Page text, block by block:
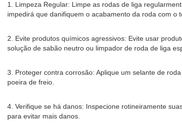
1. Limpeza Regular: Limpe as rodas de liga
impedirá que danifiquem o acabamento da roda com o
2. Evite produtos químicos agressivos: Evite usar
solução de sabão neutro ou limpador de roda de liga
3. Proteger contra corrosão: Aplique um selante de
poeira de freio.
4. Verifique se há danos: Inspecione rotineiramente
para evitar mais danos.